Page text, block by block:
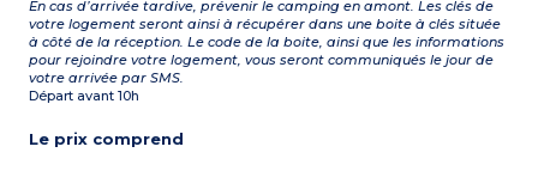
En cas d’arrivée tardive, prévenir le camping en amont. Les clés de
votre logement seront ainsi à récupérer dans une boite à clés située
à côté de la réception. Le code de la boite, ainsi que les informations
pour rejoindre votre logement, vous seront communiqués le jour de
votre arrivée par SMS.
Départ avant 10h
Le prix comprend